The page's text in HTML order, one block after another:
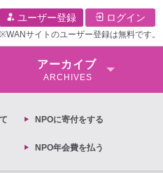
ユーザー登録 ログイン
※WANサイトのユーザー登録は無料です。
アーカイブ
ARCHIVES
NPOに寄付をする
NPO年会費を払う